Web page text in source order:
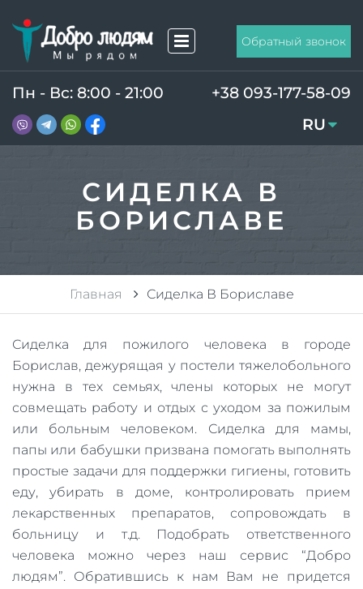
Обратный звонок
Пн - Вс: 8:00 - 21:00
+38 093-177-58-09
RU
UA
СИДЕЛКА В
БОРИСЛАВЕ
Главная Сиделка В Бориславе
Сиделка для пожилого человека в городе
Борислав, дежурящая у постели тяжелобольного
нужна в тех семьях, члены которых не могут
совмещать работу и отдых с уходом за пожилым
или больным человеком. Сиделка для мамы,
папы или бабушки призвана помогать выполнять
простые задачи для поддержки гигиены, готовить
еду, убирать в доме, контролировать прием
лекарственных препаратов, сопровождать в
больницу и т.д. Подобрать ответственного
человека можно через наш сервис “Добро
людям”. Обратившись к нам Вам не придется